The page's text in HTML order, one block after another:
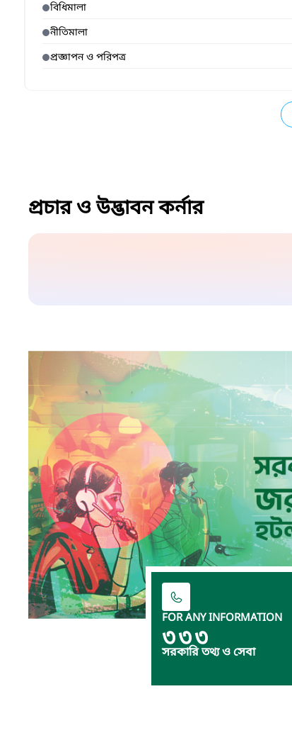
বিধিমালা
নীতিমালা
প্রজ্ঞাপন ও পরিপত্র
প্রচার ও উদ্ভাবন কর্নার
FOR ANY INFORMATION
৩৩৩
সরকারি তথ্য ও সেবা